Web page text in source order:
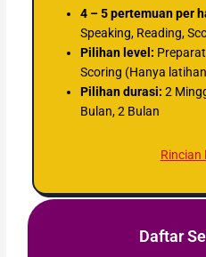
4 – 5 pertemuan per
Speaking, Reading,
Pilihan level:
Scoring (Hanya
Pilihan durasi: 2
Bulan, 2 Bulan
Rincian
Daftar